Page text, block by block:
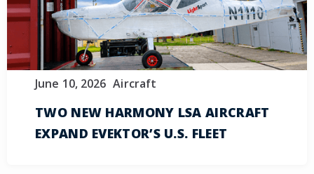
June 10, 2026 Aircraft
TWO NEW HARMONY LSA AIRCRAFT
EXPAND EVEKTOR’S U.S. FLEET